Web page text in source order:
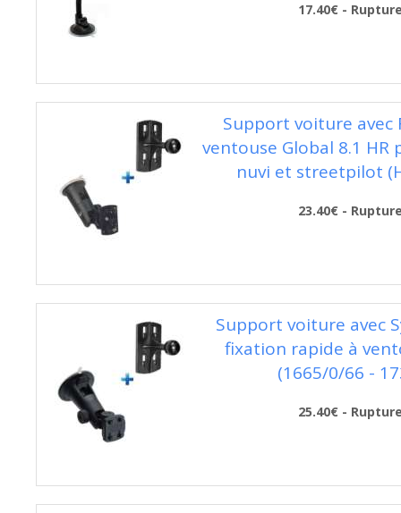
17.40€ -
Support voiture avec
ventouse Global 8.1 HR
nuvi et streetpilot
23.40€ -
Support voiture avec
fixation rapide à
(1665/0/66 -
25.40€ -